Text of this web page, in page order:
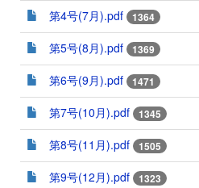
第4号(7月).pdf
1364
第5号(8月).pdf
1369
第6号(9月).pdf
1471
第7号(10月).pdf
1345
第8号(11月).pdf
1505
第9号(12月).pdf
1323